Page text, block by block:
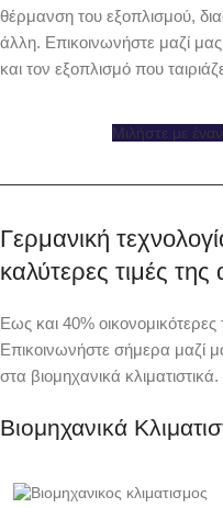
θέρμανση του εξοπλισμού,
άλλη. Επικοινωνήστε μαζί
και τον εξοπλισμό που
Μιλήστε με
Γερμανική
καλύτερες τιμές
Εως και 40%
Επικοινωνήστε σήμερα μαζί
στα βιομηχανικά κλιματιστικά.
Βιομηχανικά